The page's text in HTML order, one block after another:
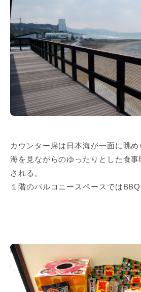
カウンター席は日本海が一面に眺め
海を見ながらのゆったりとした食
される。
１階のバルコニースペースでは